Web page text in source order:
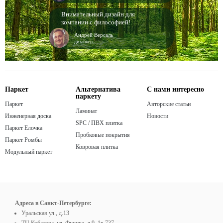
Внимательный дизайн для
компании с философией!
Андрей Версаль
дизайнер
Паркет
Паркет
Инженерная доска
Паркет Елочка
Паркет Ромбы
Модульный паркет
Альтернатива
паркету
Ламинат
SPC / ПВХ плитка
Пробковые покрытия
Ковровая плитка
С нами интересно
Авторские статьи
Новости
Адреса в Санкт-Петербурге:
Уральская ул., д.13